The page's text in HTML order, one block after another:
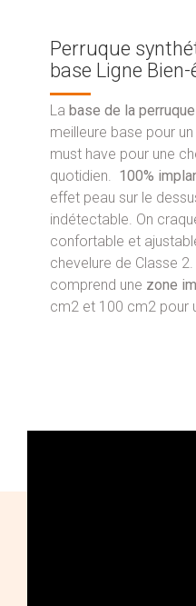
Perruque
base Ligne
La base de la
meilleure base pour
must have pour une
quotidien.
100%
effet peau sur le
indétectable. On
confortable et
chevelure de Classe 2.
comprend une zone
cm2 et 100 cm2 pour